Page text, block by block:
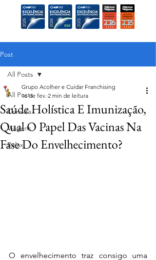
Post
All Posts
Comida
Viagens
Relax
All Posts
Saúde Holística E Imunização,
Qual O Papel Das Vacinas Na
Fase Do Envelhecimento?
Grupo Acolher e Cuidar Franchising
16 de fev. 2 min de leitura
O envelhecimento traz consigo uma